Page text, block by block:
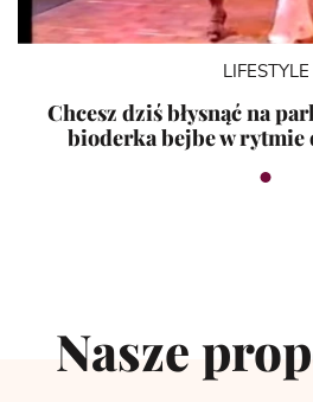
LIFESTYLE
Chcesz dziś błysnąć na
bioderka bejbe w rytmie
Nasze